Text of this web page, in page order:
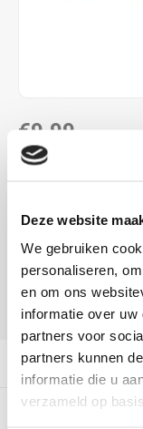
Deze website
We gebruiken
personaliseren,
en om ons
informatie over
partners voor
partners kunnen
informatie die u
verzameld op
€9,99
DIRECT
12 stuks Lees meer
DELEN:
Gerelateerde